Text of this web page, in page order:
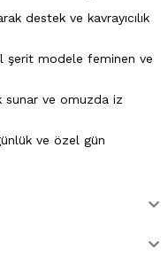
destek ve kavrayıcılık
şerit modele feminen ve
sunar ve omuzda iz
ve özel gün